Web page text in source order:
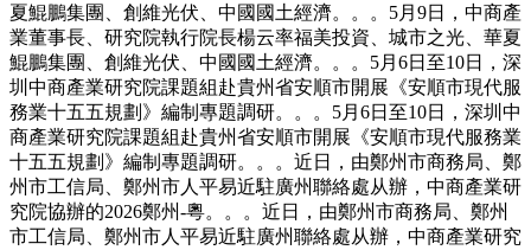
夏鯤鵬集團、創維光伏、中國國土經濟。。。5月9日，中商產
業董事長、研究院執行院長楊云率福美投資、城市之光、華夏
鯤鵬集團、創維光伏、中國國土經濟。。。5月6日至10日，深
圳中商產業研究院課題組赴貴州省安順市開展《安順市現代服
務業十五五規劃》編制專題調研。。。5月6日至10日，深圳中
商產業研究院課題組赴貴州省安順市開展《安順市現代服務業
十五五規劃》編制專題調研。。。近日，由鄭州市商務局、鄭
州市工信局、鄭州市人平易近駐廣州聯絡處从辦，中商產業研
究院協辦的2026鄭州-粵。。。近日，由鄭州市商務局、鄭州
市工信局、鄭州市人平易近駐廣州聯絡處从辦，中商產業研究